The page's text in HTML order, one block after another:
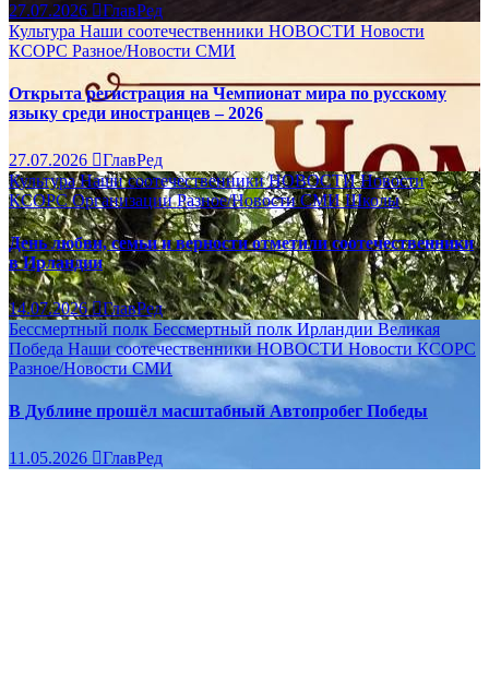
27.07.2026
ГлавРед
Культура Наши соотечественники НОВОСТИ Новости
КСОРС Разное/Новости СМИ
Открыта регистрация на Чемпионат мира по русскому
языку среди иностранцев – 2026
27.07.2026
ГлавРед
КультураНаши соотечественникиНОВОСТИНовости
КСОРСОрганизацииРазное/НовостиСМИШколы
День любви, семьи и верности отметили соотечественники
в Ирландии
14.07.2026 ГлавРед
Бессмертный полк Бессмертный полк ИрландииВеликая
Победа Наши соотечественникиНОВОСТИНовости КСОРС
Разное/НовостиСМИ
В Дублине прошёл масштабный Автопробег Победы
11.05.2026 ГлавРед